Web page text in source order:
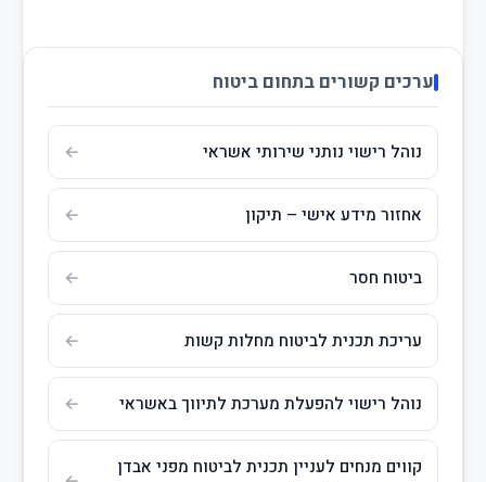
ערכים קשורים בתחום ביטוח
נוהל רישוי נותני שירותי אשראי
אחזור מידע אישי – תיקון
ביטוח חסר
עריכת תכנית לביטוח מחלות קשות
נוהל רישוי להפעלת מערכת לתיווך באשראי
קווים מנחים לעניין תכנית לביטוח מפני אבדן